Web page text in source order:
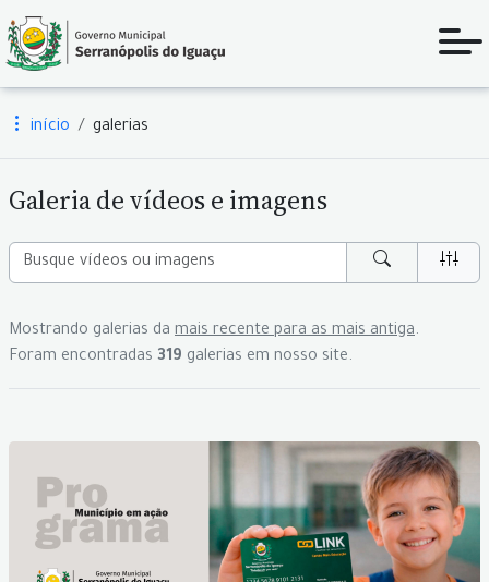
início galerias
Galeria de vídeos e imagens
Mostrando galerias da mais recente para as mais antiga.
Foram encontradas 319 galerias em nosso site.